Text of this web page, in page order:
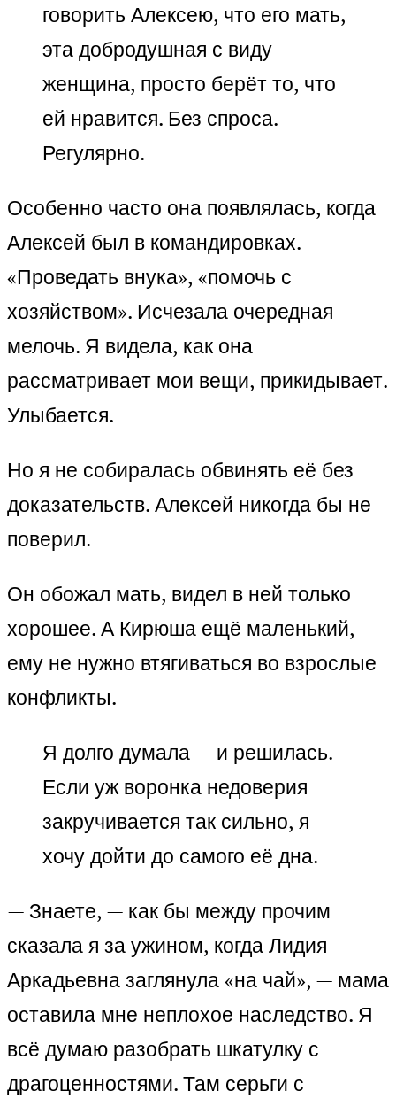
говорить Алексею, что его мать,
эта добродушная с виду
женщина, просто берёт то, что
ей нравится. Без спроса.
Регулярно.
Особенно часто она появлялась, когда
Алексей был в командировках.
«Проведать внука», «помочь с
хозяйством». Исчезала очередная
мелочь. Я видела, как она
рассматривает мои вещи, прикидывает.
Улыбается.
Но я не собиралась обвинять её без
доказательств. Алексей никогда бы не
поверил.
Он обожал мать, видел в ней только
хорошее. А Кирюша ещё маленький,
ему не нужно втягиваться во взрослые
конфликты.
Я долго думала — и решилась.
Если уж воронка недоверия
закручивается так сильно, я
хочу дойти до самого её дна.
— Знаете, — как бы между прочим
сказала я за ужином, когда Лидия
Аркадьевна заглянула «на чай», — мама
оставила мне неплохое наследство. Я
всё думаю разобрать шкатулку с
драгоценностями. Там серьги с